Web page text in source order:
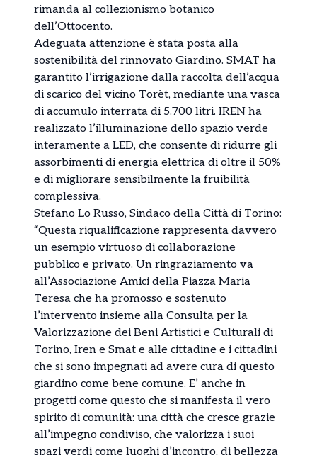
rimanda al collezionismo botanico
dell’Ottocento.
Adeguata attenzione è stata posta alla
sostenibilità del rinnovato Giardino. SMAT ha
garantito l’irrigazione dalla raccolta dell’acqua
di scarico del vicino Torèt, mediante una vasca
di accumulo interrata di 5.700 litri. IREN ha
realizzato l’illuminazione dello spazio verde
interamente a LED, che consente di ridurre gli
assorbimenti di energia elettrica di oltre il 50%
e di migliorare sensibilmente la fruibilità
complessiva.
Stefano Lo Russo, Sindaco della Città di Torino:
“Questa riqualificazione rappresenta davvero
un esempio virtuoso di collaborazione
pubblico e privato. Un ringraziamento va
all’Associazione Amici della Piazza Maria
Teresa che ha promosso e sostenuto
l’intervento insieme alla Consulta per la
Valorizzazione dei Beni Artistici e Culturali di
Torino, Iren e Smat e alle cittadine e i cittadini
che si sono impegnati ad avere cura di questo
giardino come bene comune. E’ anche in
progetti come questo che si manifesta il vero
spirito di comunità: una città che cresce grazie
all’impegno condiviso, che valorizza i suoi
spazi verdi come luoghi d’incontro, di bellezza